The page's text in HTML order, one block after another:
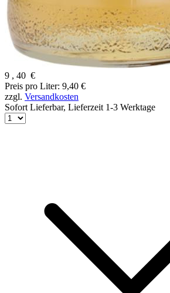
9 , 40 €
Preis pro Liter: 9,40 €
zzgl. Versandkosten
Sofort Lieferbar, Lieferzeit 1-3 Werktage